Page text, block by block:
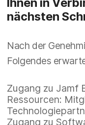
h
t
f
e
d
f
c
h
f
e
P
li
c
h
P
nächsten
Nach der
Folgendes
Zugang zu Jamf
Ressourcen:
Zugang zu